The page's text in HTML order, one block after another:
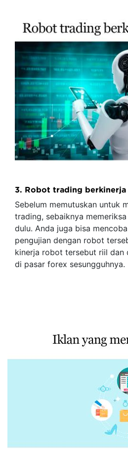
3. Robot trading berkinerja
Sebelum memutuskan untuk
trading, sebaiknya
dulu. Anda juga bisa
pengujian dengan robot
kinerja robot tersebut riil dan
di pasar forex sesungguhnya.